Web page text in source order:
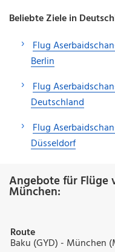
Beliebte Ziele in
Flug
Berlin
Flug
Deutschland
Flug
Düsseldorf
Angebote für Flüge
München:
Route
Baku (GYD) - München